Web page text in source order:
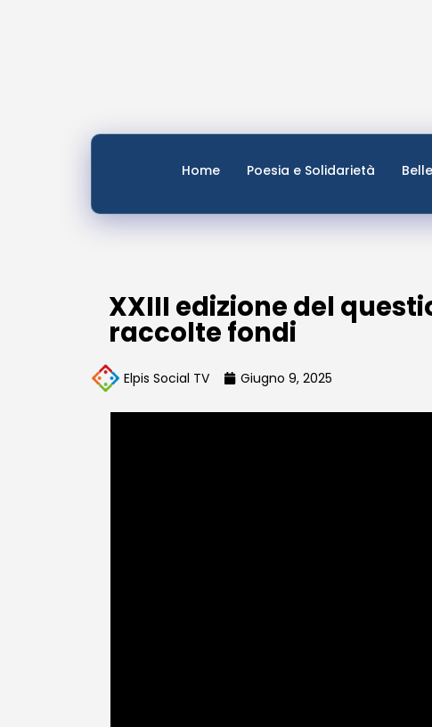
Home Poesia e Solidarietà
XXIII edizione del
raccolte fondi
Elpis Social TV Giugno 9, 2025